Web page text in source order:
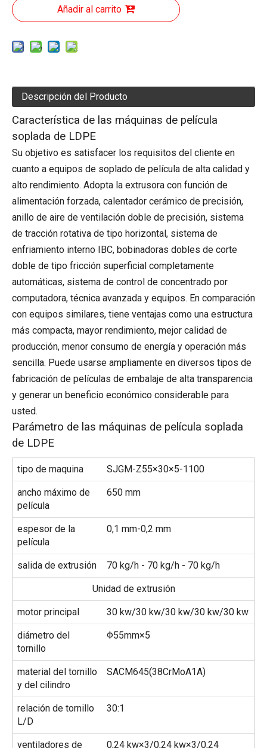
Añadir al carrito
Descripción del Producto
Característica de las máquinas de película
soplada de LDPE
Su objetivo es satisfacer los requisitos del cliente en
cuanto a equipos de soplado de película de alta calidad y
alto rendimiento. Adopta la extrusora con función de
alimentación forzada, calentador cerámico de precisión,
anillo de aire de ventilación doble de precisión, sistema
de tracción rotativa de tipo horizontal, sistema de
enfriamiento interno IBC, bobinadoras dobles de corte
doble de tipo fricción superficial completamente
automáticas, sistema de control de concentrado por
computadora, técnica avanzada y equipos. En comparación
con equipos similares, tiene ventajas como una estructura
más compacta, mayor rendimiento, mejor calidad de
producción, menor consumo de energía y operación más
sencilla. Puede usarse ampliamente en diversos tipos de
fabricación de películas de embalaje de alta transparencia
y generar un beneficio económico considerable para
usted.
Parámetro de las máquinas de película soplada
de LDPE
tipo de maquina SJGM-Z55×30×5-1100
ancho máximo de
película
650 mm
espesor de la
película
0,1 mm-0,2 mm
salida de extrusión 70 kg/h - 70 kg/h - 70 kg/h
Unidad de extrusión
motor principal 30 kw/30 kw/30 kw/30 kw/30 kw
diámetro del
tornillo
Φ55mm×5
material del tornillo
y del cilindro
SACM645(38CrMoA1A)
relación de tornillo
L/D
30:1
ventiladores de 0,24 kw×3/0,24 kw×3/0,24